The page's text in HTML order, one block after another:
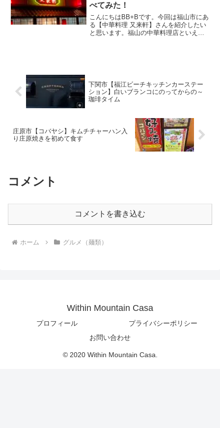
べてみた！
こんにちはBB+Bです。今回は福山市にあ
る【中華料理 又来軒】さんを紹介したい
と思います。福山の中華料理店といえば
下関市【福江ビーチキッチンカーステー
ション】白いブランコにのってからの～
珈琲タイム
庄原市【コバヤシ】キムチチャーハン入
り庄原焼きを初めて食す
コメント
コメントを書き込む
ホーム グルメ（麺類）
Within Mountain Casa
プロフィール
プライバシーポリシー
お問い合わせ
© 2020 Within Mountain Casa.